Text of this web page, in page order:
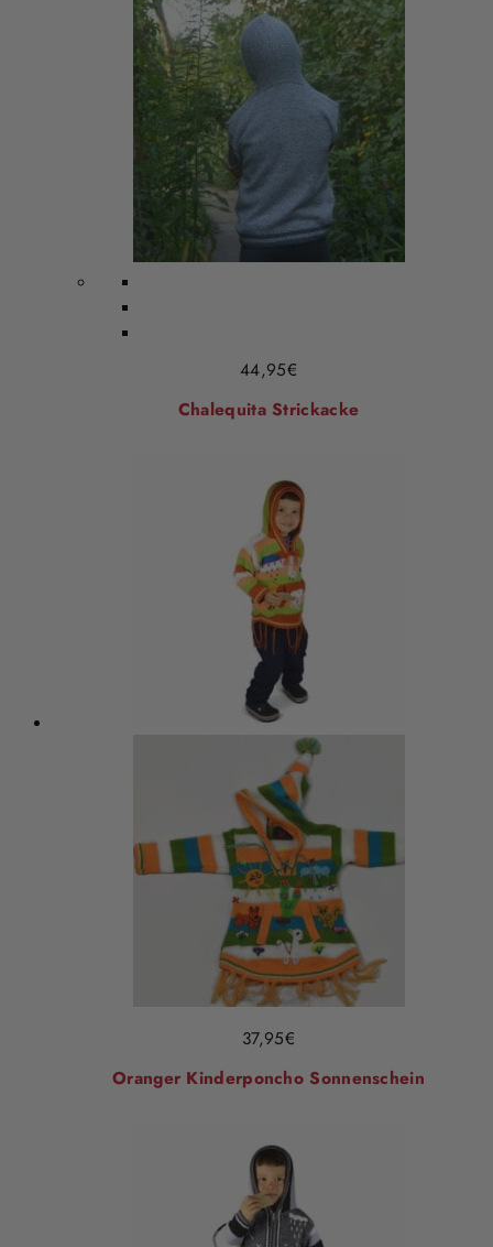
44,95€
Chalequita Strickacke
37,95€
Oranger Kinderponcho Sonnenschein